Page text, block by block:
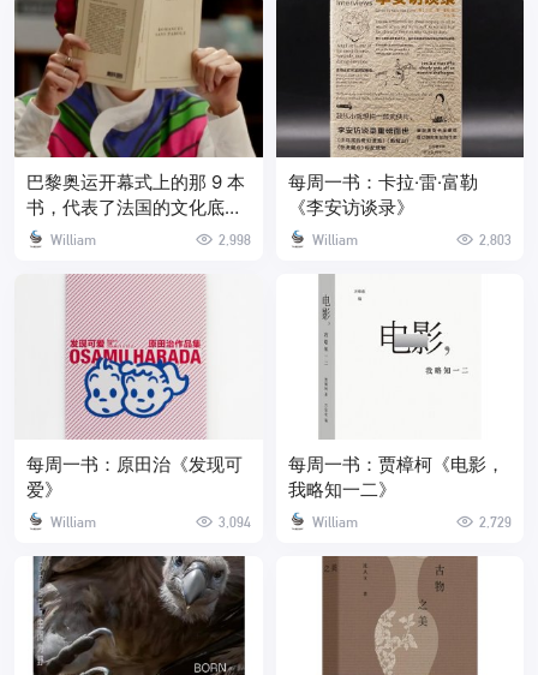
巴黎奥运开幕式上的那 9 本
书，代表了法国的文化底蕴
和对爱与自由的追求
William 2,998
每周一书：卡拉·雷·富勒
《李安访谈录》
William 2,803
每周一书：原田治《发现可
爱》
William 3,094
每周一书：贾樟柯《电影，
我略知一二》
William 2,729